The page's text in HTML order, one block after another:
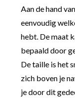
Aan de hand
eenvoudig
hebt. De maat
bepaald door
De taille is het
zich boven je
je door dit